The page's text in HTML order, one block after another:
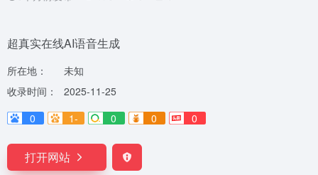
超真实在线AI语音生成
所在地：
未知
收录时间：
2025-11-25
0
1- 0 0 0
打开网站